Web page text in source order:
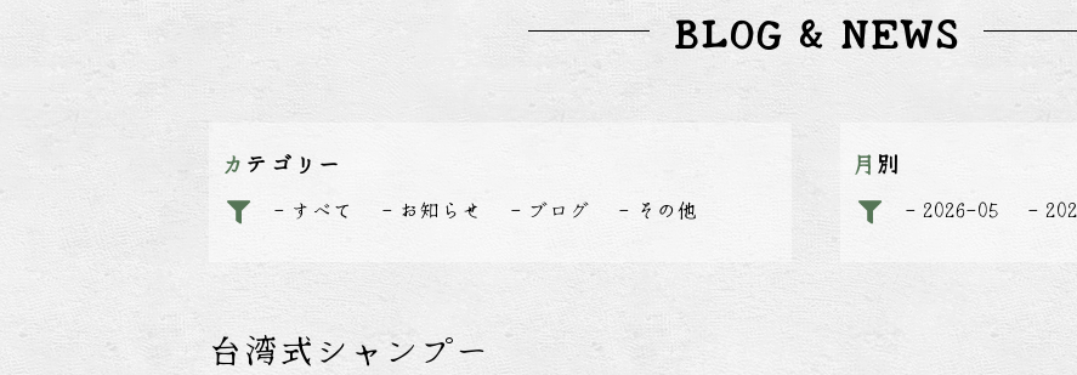
BLOG & NEWS
カテゴリー
すべて お知らせ ブログ その他
月別
2026-05
台湾式シャンプー